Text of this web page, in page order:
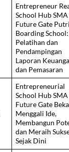
Entrepreneur
School Hub SMA
Future Gate
Boarding School:
Pelatihan dan
Pendampingan
Laporan
dan Pemasaran
Entrepreneurial
School Hub SMA
Future Gate
Menggali Ide,
Membangun
dan Meraih
Sejak Dini